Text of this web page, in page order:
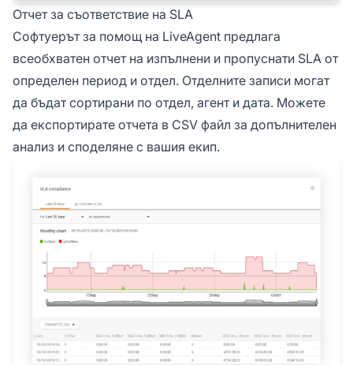
Отчет за съответствие на SLA
Софтуерът за помощ на LiveAgent предлага
всеобхватен отчет на изпълнени и пропуснати SLA от
определен период и отдел. Отделните записи могат
да бъдат сортирани по отдел, агент и дата. Можете
да експортирате отчета в CSV файл за допълнителен
анализ и споделяне с вашия екип.